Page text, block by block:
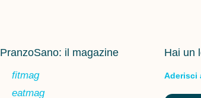
PranzoSano: il magazine
fitmag
eatmag
Hai un
Aderisci